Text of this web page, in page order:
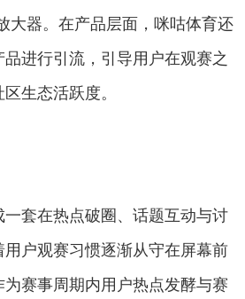
大器。在产品层面，咪咕体育还
进行引流，引导用户在观赛之
生态活跃度。
套在热点破圈、话题互动与讨
户观赛习惯逐渐从守在屏幕前
赛事周期内用户热点发酵与赛